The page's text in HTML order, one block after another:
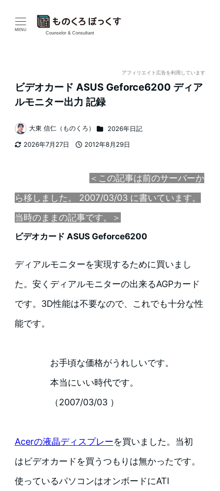
MENU
Counselor & Consultant
アフィリエイト広告を利用しています
ビデオカード ASUS Geforce6200 ディア
ルモニター出力 記録
2026年7月27日
2012年8月29日
著
者
大東 信仁（ものくろ） カテゴリー
2026年日記
＜この記事は前のサーバーか
ら移しました。 2007/03/03 に書いています。
当時のままの記事です。＞
ビデオカード ASUS Geforce6200
ディアルモニターを実現するために買いまし
た。安くディアルモニターの出来るAGPカード
です。3D性能は不要なので、これでも十分な性
能です。
お手頃な価格がうれしいです。
本当にいい時代です。
（2007/03/03 ）
Acerの液晶ディスプレーを買いました。当初
はビデオカードを買うつもりは無かったです。
使っているパソコンはオンボードにATI